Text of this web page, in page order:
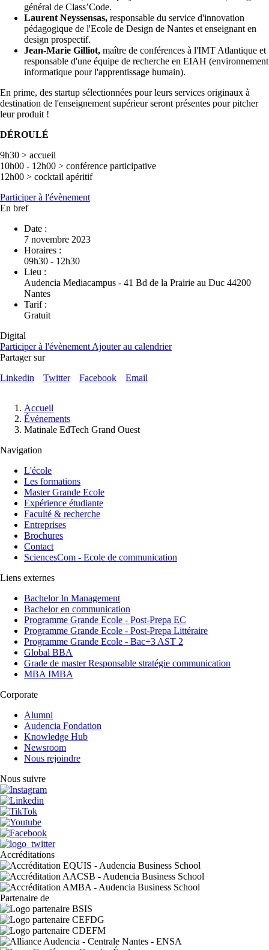
général de Class’Code.
Laurent Neyssensas, responsable du service d'innovation
pédagogique de l'Ecole de Design de Nantes et enseignant en
design prospectif.
Jean-Marie Gilliot, maître de conférences à l'IMT Atlantique et
responsable d'une équipe de recherche en EIAH (environnement
informatique pour l'apprentissage humain).
En prime, des startup sélectionnées pour leurs services originaux à
destination de l'enseignement supérieur seront présentes pour pitcher
leur produit !
DÉROULÉ
9h30 > accueil
10h00 - 12h00 > conférence participative
12h00 > cocktail apéritif
Participer à l'évènement
En bref
Date :
7 novembre 2023
Horaires :
09h30 - 12h30
Lieu :
Audencia Mediacampus - 41 Bd de la Prairie au Duc 44200
Nantes
Tarif :
Gratuit
Digital
Participer à l'évènement Ajouter au calendrier
Partager sur
Linkedin
Twitter Facebook Email
d'Ariane
Accueil
Événements
Matinale EdTech Grand Ouest
Navigation
L'école
Les formations
Master Grande Ecole
Expérience étudiante
Faculté & recherche
Entreprises
Brochures
Contact
SciencesCom - Ecole de communication
Liens externes
Bachelor In Management
Bachelor en communication
Programme Grande Ecole - Post-Prepa EC
Programme Grande Ecole - Post-Prepa Littéraire
Programme Grande Ecole - Bac+3 AST 2
Global BBA
Grade de master Responsable stratégie communication
MBA IMBA
Corporate
Alumni
Audencia Fondation
Knowledge Hub
Newsroom
Nous rejoindre
Nous suivre
Accréditations
Partenaire de